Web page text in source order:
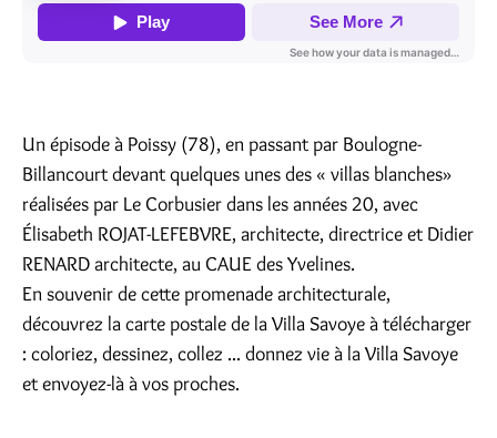
Un épisode à Poissy (78), en passant par Boulogne-
Billancourt devant quelques unes des « villas blanches»
réalisées par Le Corbusier dans les années 20, avec
Élisabeth ROJAT-LEFEBVRE, architecte, directrice et Didier
RENARD architecte, au CAUE des Yvelines.
En souvenir de cette promenade architecturale,
découvrez la carte postale de la Villa Savoye à télécharger
: coloriez, dessinez, collez ... donnez vie à la Villa Savoye
et envoyez-là à vos proches.